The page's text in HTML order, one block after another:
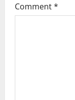
Comment*